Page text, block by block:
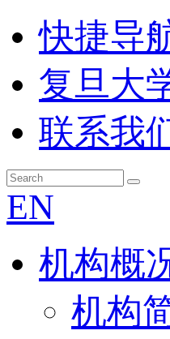
快捷导
复旦大
联系我
EN
机构概
机构